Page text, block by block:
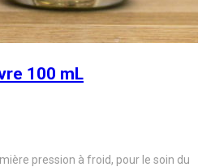
100 mL
pression à froid, pour le soin du